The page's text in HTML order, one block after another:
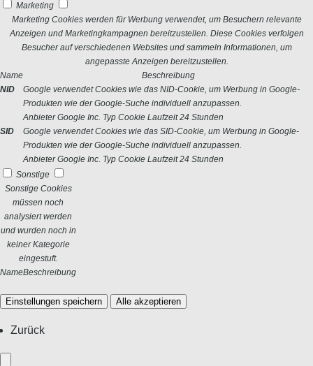
Marketing
Marketing Cookies werden für Werbung verwendet, um Besuchern relevante
Anzeigen und Marketingkampagnen bereitzustellen. Diese Cookies verfolgen
Besucher auf verschiedenen Websites und sammeln Informationen, um
angepasste Anzeigen bereitzustellen.
Name
Beschreibung
NID
Google verwendet Cookies wie das NID-Cookie, um Werbung in Google-
Produkten wie der Google-Suche individuell anzupassen.
Anbieter Google Inc. Typ Cookie Laufzeit 24 Stunden
SID
Google verwendet Cookies wie das SID-Cookie, um Werbung in Google-
Produkten wie der Google-Suche individuell anzupassen.
Anbieter Google Inc. Typ Cookie Laufzeit 24 Stunden
Sonstige
Sonstige Cookies
müssen noch
analysiert werden
und wurden noch in
keiner Kategorie
eingestuft.
NameBeschreibung
Einstellungen speichern Alle akzeptieren
Zurück